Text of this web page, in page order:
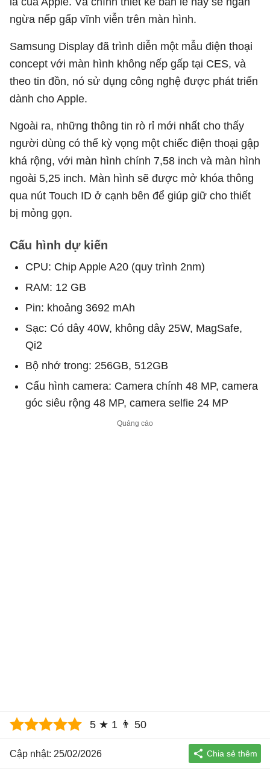
ngừa nếp gấp vĩnh viễn trên màn hình.
Samsung Display đã trình diễn một mẫu điện thoại
concept với màn hình không nếp gấp tại CES, và
theo tin đồn, nó sử dụng công nghệ được phát triển
dành cho Apple.
Ngoài ra, những thông tin rò rỉ mới nhất cho thấy
người dùng có thể kỳ vọng một chiếc điện thoại gập
khá rộng, với màn hình chính 7,58 inch và màn hình
ngoài 5,25 inch. Màn hình sẽ được mở khóa thông
qua nút Touch ID ở cạnh bên để giúp giữ cho thiết
bị mỏng gọn.
Cấu hình dự kiến
CPU: Chip Apple A20 (quy trình 2nm)
RAM: 12 GB
Pin: khoảng 3692 mAh
Sạc: Có dây 40W, không dây 25W, MagSafe,
Qi2
Bộ nhớ trong: 256GB, 512GB
Cấu hình camera: Camera chính 48 MP, camera
góc siêu rộng 48 MP, camera selfie 24 MP
5 ★ 1 👨 50
Cập nhật: 25/02/2026